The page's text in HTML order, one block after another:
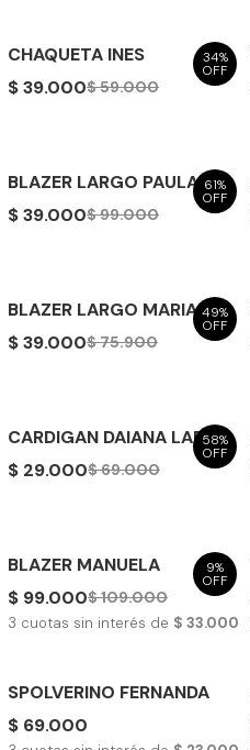
34%
OFF
CHAQUETA INES
$ 39.000$ 59.000
61%
OFF
BLAZER LARGO PAULA
$ 39.000$ 99.000
49%
OFF
BLAZER LARGO MARIANA
$ 39.000$ 75.900
58%
OFF
CARDIGAN DAIANA LARGO
$ 29.000$ 69.000
9%
OFF
BLAZER MANUELA
$ 99.000$ 109.000
3 cuotas sin interés de $ 33.000
SPOLVERINO FERNANDA
$ 69.000